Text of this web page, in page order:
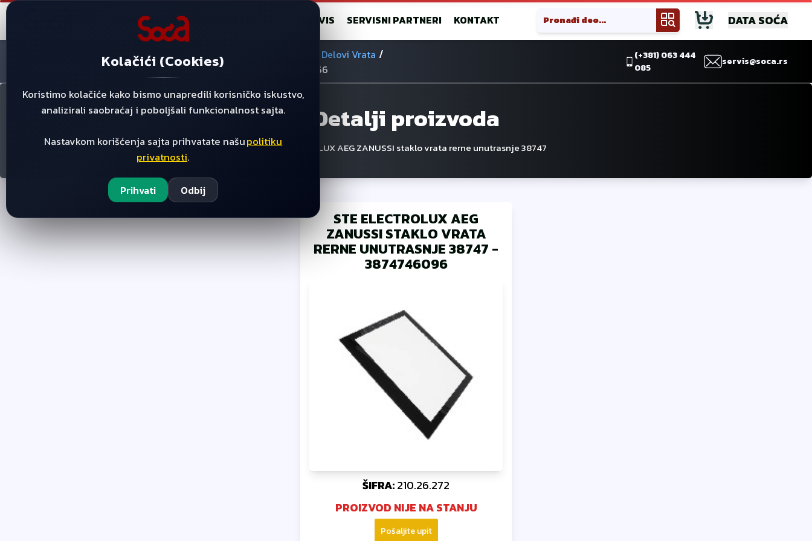
PRONAĐI DEO PRODAJNI PROGRAM SERVIS SERVISNI PARTNERI KONTAKT DATA SOĆA
Proizvodi Sporeti / Vrata Rucice Vrata Sarke Stakla I Delovi Vrata /
Ste Electrolux Aeg Zanussi Rerna Unutrasnji Okvir Vrata 5616264866
(+381) 063 444
085
servis@soca.rs
Kolačići (Cookies)
Koristimo kolačiće kako bismo unapredili korisničko iskustvo,
analizirali saobraćaj i poboljšali funkcionalnost sajta.
Nastavkom korišćenja sajta prihvatate našupolitiku
privatnosti.
Prihvati Odbij
Detalji proizvoda
ste ELECTROLUX AEG ZANUSSI staklo vrata rerne unutrasnje 38747
STE ELECTROLUX AEG
ZANUSSI STAKLO VRATA
RERNE UNUTRASNJE 38747 -
3874746096
ŠIFRA:210.26.272
PROIZVOD NIJE NA STANJU
Pošaljite upit